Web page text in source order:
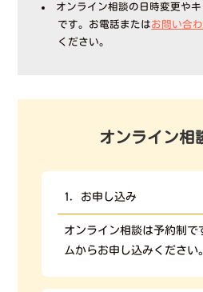
オンライン相談の日時変更や
です。お電話またはお問い合
ください。
オンライン相
1. お申し込み
オンライン相談は予約制で
ムからお申し込みください